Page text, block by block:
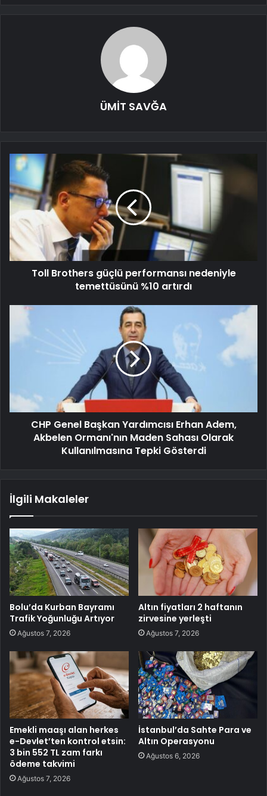
ÜMİT SAVĞA
Toll Brothers güçlü performansı nedeniyle
temettüsünü %10 artırdı
CHP Genel Başkan Yardımcısı Erhan Adem,
Akbelen Ormanı'nın Maden Sahası Olarak
Kullanılmasına Tepki Gösterdi
İlgili Makaleler
Bolu’da Kurban Bayramı
Trafik Yoğunluğu Artıyor
Ağustos 7, 2026
Altın fiyatları 2 haftanın
zirvesine yerleşti
Ağustos 7, 2026
Emekli maaşı alan herkes
e-Devlet’ten kontrol etsin:
3 bin 552 TL zam farkı
ödeme takvimi
Ağustos 7, 2026
İstanbul’da Sahte Para ve
Altın Operasyonu
Ağustos 6, 2026